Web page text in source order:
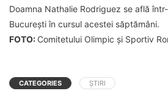
Doamna Nathalie Rodriguez se află
București în cursul acestei săptămâni.
FOTO: Comitetului Olimpic și Sportiv
CATEGORIES ȘTIRI